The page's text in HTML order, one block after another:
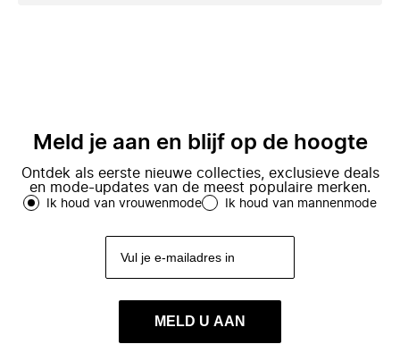
Meld je aan en blijf op de hoogte
Ontdek als eerste nieuwe collecties, exclusieve deals
en mode-updates van de meest populaire merken.
Ik houd van vrouwenmode Ik houd van mannenmode
MELD U AAN